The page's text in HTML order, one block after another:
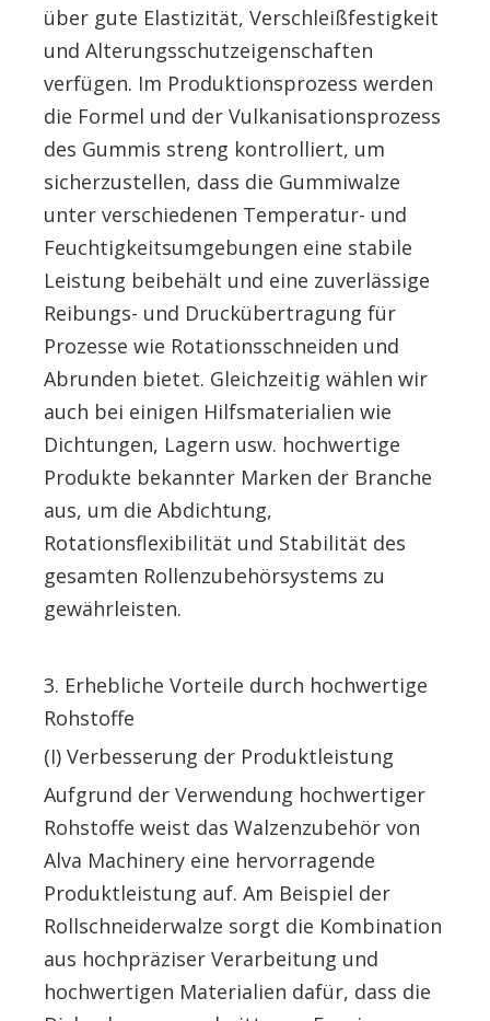
über gute Elastizität, Verschleißfestigkeit
und Alterungsschutzeigenschaften
verfügen. Im Produktionsprozess werden
die Formel und der Vulkanisationsprozess
des Gummis streng kontrolliert, um
sicherzustellen, dass die Gummiwalze
unter verschiedenen Temperatur- und
Feuchtigkeitsumgebungen eine stabile
Leistung beibehält und eine zuverlässige
Reibungs- und Druckübertragung für
Prozesse wie Rotationsschneiden und
Abrunden bietet. Gleichzeitig wählen wir
auch bei einigen Hilfsmaterialien wie
Dichtungen, Lagern usw. hochwertige
Produkte bekannter Marken der Branche
aus, um die Abdichtung,
Rotationsflexibilität und Stabilität des
gesamten Rollenzubehörsystems zu
gewährleisten.
3. Erhebliche Vorteile durch hochwertige
Rohstoffe
(I) Verbesserung der Produktleistung
Aufgrund der Verwendung hochwertiger
Rohstoffe weist das Walzenzubehör von
Alva Machinery eine hervorragende
Produktleistung auf. Am Beispiel der
Rollschneiderwalze sorgt die Kombination
aus hochpräziser Verarbeitung und
hochwertigen Materialien dafür, dass die